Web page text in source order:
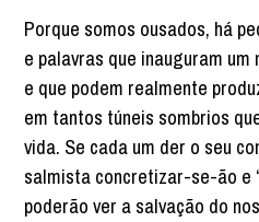
Porque somos ousados, há
e palavras que inauguram
e que podem realmente
em tantos túneis sombrios
vida. Se cada um der o seu
salmista concretizar-se-ão e
poderão ver a salvação do